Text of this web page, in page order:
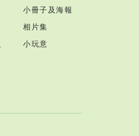
小冊子及海報
相片集
小玩意